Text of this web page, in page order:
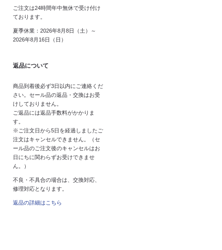
ご注文は24時間年中無休で受け付け
ております。
夏季休業：2026年8月8日（土）～
2026年8月16日（日）
返品について
商品到着後必ず3日以内にご連絡くだ
さい。セール品の返品・交換はお受
けしておりません。
ご返品には返品手数料がかかりま
す。
※ご注文日から5日を経過しましたご
注文はキャンセルできません。（セ
ール品のご注文後のキャンセルはお
日にちに関わらずお受けできませ
ん。）
不良・不具合の場合は、交換対応、
修理対応となります。
返品の詳細はこちら